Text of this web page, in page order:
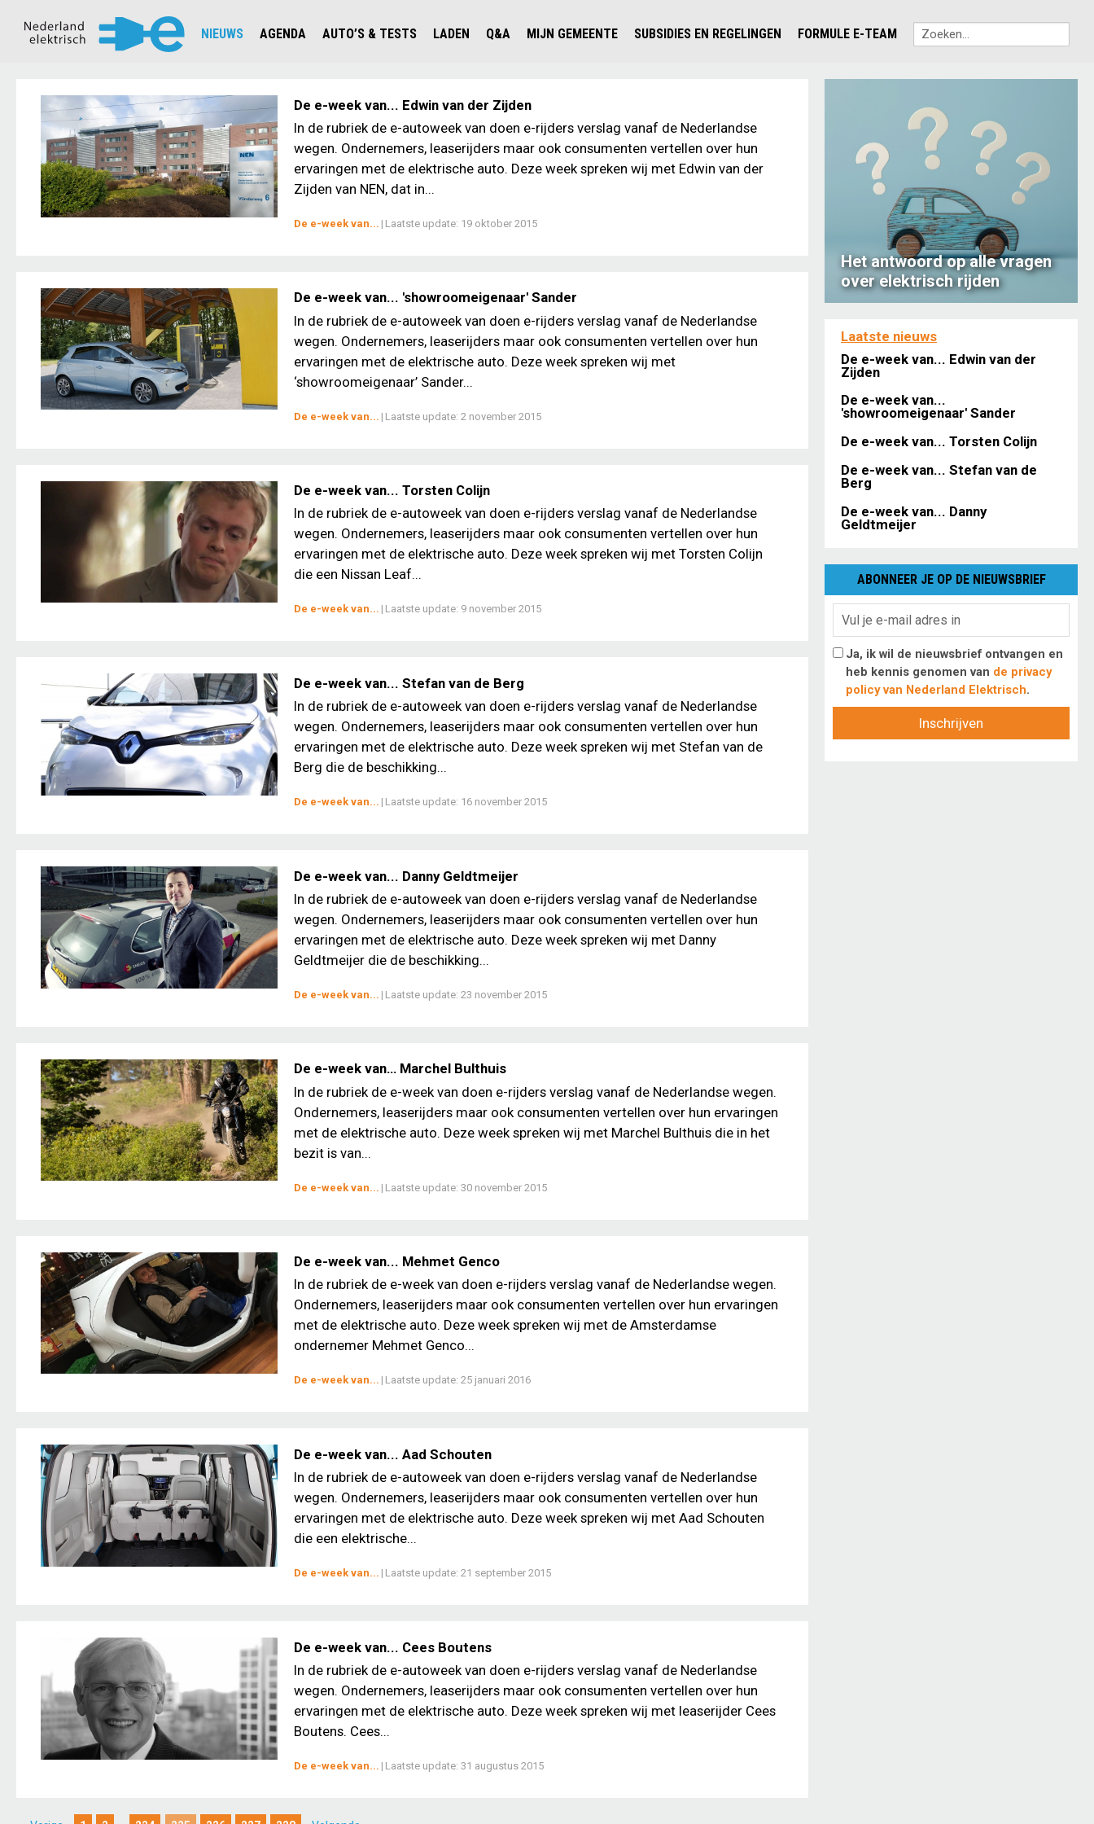
NIEUWS
CIJFERS EN STATISTIEKEN EV'S IN NEDERLAND
AANMELDEN NIEUWSBRIEF
AGENDA
AUTO’S & TESTS
JOUW VOLGENDE AUTO ELEKTRISCH?
LADEN
Q&A
OPLADEN
SLIM LADEN
MIJN GEMEENTE
VVE
SUBSIDIES EN REGELINGEN FORMULE E-TEAM
De e-week van... Edwin van der Zijden
In de rubriek de e-autoweek van doen e-rijders verslag vanaf de Nederlandse
wegen. Ondernemers, leaserijders maar ook consumenten vertellen over hun
ervaringen met de elektrische auto. Deze week spreken wij met Edwin van der
Zijden van NEN, dat in...
De e-week van... | Laatste update: 19 oktober 2015
De e-week van... 'showroomeigenaar' Sander
In de rubriek de e-autoweek van doen e-rijders verslag vanaf de Nederlandse
wegen. Ondernemers, leaserijders maar ook consumenten vertellen over hun
ervaringen met de elektrische auto. Deze week spreken wij met
‘showroomeigenaar’ Sander...
De e-week van... | Laatste update: 2 november 2015
De e-week van... Torsten Colijn
In de rubriek de e-autoweek van doen e-rijders verslag vanaf de Nederlandse
wegen. Ondernemers, leaserijders maar ook consumenten vertellen over hun
ervaringen met de elektrische auto. Deze week spreken wij met Torsten Colijn
die een Nissan Leaf...
De e-week van... | Laatste update: 9 november 2015
De e-week van... Stefan van de Berg
In de rubriek de e-autoweek van doen e-rijders verslag vanaf de Nederlandse
wegen. Ondernemers, leaserijders maar ook consumenten vertellen over hun
ervaringen met de elektrische auto. Deze week spreken wij met Stefan van de
Berg die de beschikking...
De e-week van... | Laatste update: 16 november 2015
De e-week van... Danny Geldtmeijer
In de rubriek de e-autoweek van doen e-rijders verslag vanaf de Nederlandse
wegen. Ondernemers, leaserijders maar ook consumenten vertellen over hun
ervaringen met de elektrische auto. Deze week spreken wij met Danny
Geldtmeijer die de beschikking...
De e-week van... | Laatste update: 23 november 2015
De e-week van… Marchel Bulthuis
In de rubriek de e-week van doen e-rijders verslag vanaf de Nederlandse wegen.
Ondernemers, leaserijders maar ook consumenten vertellen over hun ervaringen
met de elektrische auto. Deze week spreken wij met Marchel Bulthuis die in het
bezit is van...
De e-week van... | Laatste update: 30 november 2015
De e-week van... Mehmet Genco
In de rubriek de e-week van doen e-rijders verslag vanaf de Nederlandse wegen.
Ondernemers, leaserijders maar ook consumenten vertellen over hun ervaringen
met de elektrische auto. Deze week spreken wij met de Amsterdamse
ondernemer Mehmet Genco...
De e-week van... | Laatste update: 25 januari 2016
De e-week van... Aad Schouten
In de rubriek de e-autoweek van doen e-rijders verslag vanaf de Nederlandse
wegen. Ondernemers, leaserijders maar ook consumenten vertellen over hun
ervaringen met de elektrische auto. Deze week spreken wij met Aad Schouten
die een elektrische...
De e-week van... | Laatste update: 21 september 2015
De e-week van... Cees Boutens
In de rubriek de e-autoweek van doen e-rijders verslag vanaf de Nederlandse
wegen. Ondernemers, leaserijders maar ook consumenten vertellen over hun
ervaringen met de elektrische auto. Deze week spreken wij met leaserijder Cees
Boutens. Cees...
De e-week van... | Laatste update: 31 augustus 2015
Het antwoord op alle vragen
over elektrisch rijden
Laatste nieuws
De e-week van... Edwin van der
Zijden
De e-week van...
'showroomeigenaar' Sander
De e-week van... Torsten Colijn
De e-week van... Stefan van de
Berg
De e-week van... Danny
Geldtmeijer
ABONNEER JE OP DE NIEUWSBRIEF
Ja, ik wil de nieuwsbrief ontvangen en
heb kennis genomen van de privacy
policy van Nederland Elektrisch.
Inschrijven